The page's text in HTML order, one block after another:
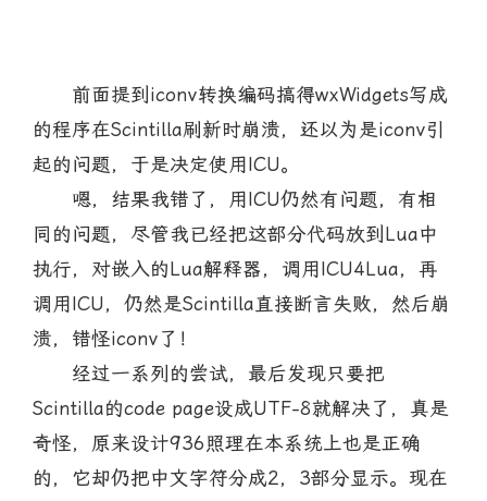
前面提到iconv转换编码搞得wxWidgets写成
的程序在Scintilla刷新时崩溃，还以为是iconv引
起的问题，于是决定使用ICU。
嗯，结果我错了，用ICU仍然有问题，有相
同的问题，尽管我已经把这部分代码放到Lua中
执行，对嵌入的Lua解释器，调用ICU4Lua，再
调用ICU，仍然是Scintilla直接断言失败，然后崩
溃，错怪iconv了！
经过一系列的尝试，最后发现只要把
Scintilla的code page设成UTF-8就解决了，真是
奇怪，原来设计936照理在本系统上也是正确
的，它却仍把中文字符分成2，3部分显示。现在